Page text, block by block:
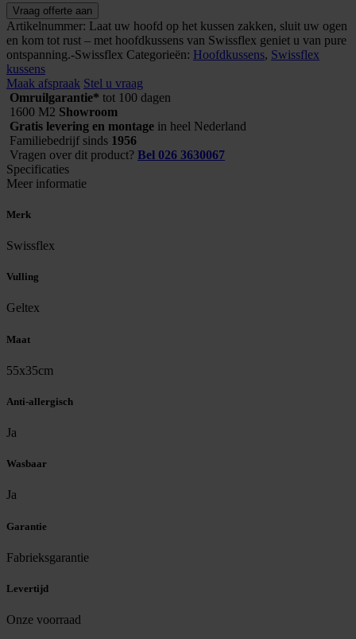
Swissflex
hoofdkussen
SF
Flat
aantal
Vraag offerte aan
Artikelnummer: Laat uw hoofd op het kussen zakken, sluit uw ogen
en kom tot rust – met hoofdkussens van Swissflex geniet u van pure
ontspanning.-Swissflex Categorieën: Hoofdkussens, Swissflex
kussens
Maak afspraak Stel u vraag
Omruilgarantie* tot 100 dagen
1600 M2 Showroom
Gratis levering en montage in heel Nederland
Familiebedrijf sinds 1956
Vragen over dit product? Bel 026 3630067
Specificaties
Meer informatie
Merk
Swissflex
Vulling
Geltex
Maat
55x35cm
Anti-allergisch
Ja
Wasbaar
Ja
Garantie
Fabrieksgarantie
Levertijd
Onze voorraad